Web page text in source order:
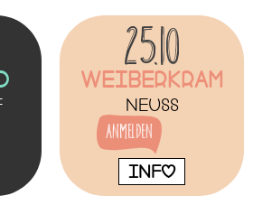
25.10
Weiberkram
Neuss
Anmelden
INFO